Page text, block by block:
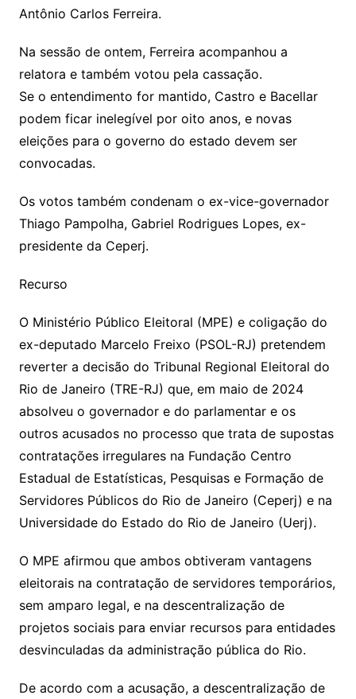
Antônio Carlos Ferreira.
Na sessão de ontem, Ferreira acompanhou a
relatora e também votou pela cassação.
Se o entendimento for mantido, Castro e Bacellar
podem ficar inelegível por oito anos, e novas
eleições para o governo do estado devem ser
convocadas.
Os votos também condenam o ex-vice-governador
Thiago Pampolha, Gabriel Rodrigues Lopes, ex-
presidente da Ceperj.
Recurso
O Ministério Público Eleitoral (MPE) e coligação do
ex-deputado Marcelo Freixo (PSOL-RJ) pretendem
reverter a decisão do Tribunal Regional Eleitoral do
Rio de Janeiro (TRE-RJ) que, em maio de 2024
absolveu o governador e do parlamentar e os
outros acusados no processo que trata de supostas
contratações irregulares na Fundação Centro
Estadual de Estatísticas, Pesquisas e Formação de
Servidores Públicos do Rio de Janeiro (Ceperj) e na
Universidade do Estado do Rio de Janeiro (Uerj).
O MPE afirmou que ambos obtiveram vantagens
eleitorais na contratação de servidores temporários,
sem amparo legal, e na descentralização de
projetos sociais para enviar recursos para entidades
desvinculadas da administração pública do Rio.
De acordo com a acusação, a descentralização de